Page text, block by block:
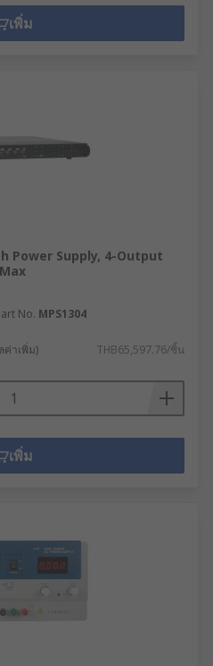
เพิ่ม
Power Supply, 4-Output
No. MPS1304
ค่าเพิ่ม) THB65,597.76/ชิ้น
เพิ่ม